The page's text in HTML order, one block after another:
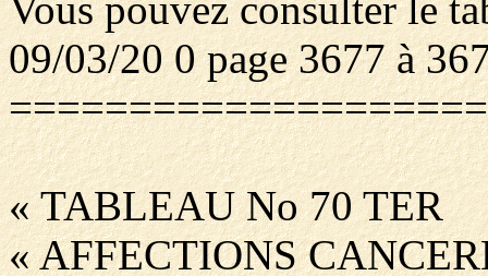
Vous pouvez consulter le
09/03/20 0 page 3677 à
« TABLEAU No 70 TER
« AFFECTIONS